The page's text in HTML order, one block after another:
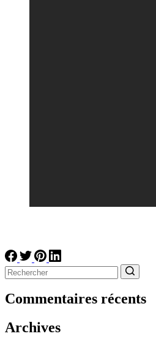
résultat
Commentaires récents
Archives